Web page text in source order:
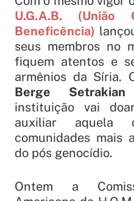
U.G.A.B.
Beneficência)
seus membros no
fiquem atentos e
armênios da Síria.
Berge Setrakian
instituição vai
auxiliar
comunidades mais
do pós genocídio.
Ontem a